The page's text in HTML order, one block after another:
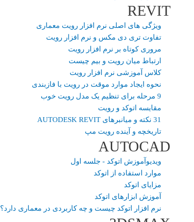
REVIT
ویژگی های اصلی نرم افزار رویت معماری
تفاوت تری دی مکس و نرم افزار رویت
مروری کوتاه بر نرم افزار رویت
ارتباط میان رویت و بیم چیست
کلاس آموزشی نرم افزار رویت
نحوه ایجاد موارد موقت در رویت با فازبندی
9 مرحله برای تنظیم یک مدل رویت خوب
مقایسه اتوکد و رویت
31 نکته و میانبرهای AUTODESK REVIT
تاریخچه و آینده رویت مپ
AUTOCAD
ویدیوآموزش اتوکد - جلسه اول
موارد استفاده از اتوکد
مزایای اتوکد
آموزش ابزارهای اتوکد
نرم افزار اتوکد چیست و چه کاربردی در معماری دارد؟